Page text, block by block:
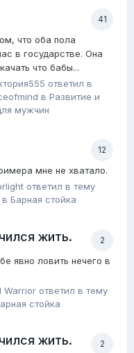
41
что оба пола
в государстве. Она
что бабы...
ответил в
в Pазвитие и
мужчин
12
мне не хватало.
ответил в тему
в Барная стойка
2
жить.
явно ловить нечего в
Warrior ответил в тему
стойка
2
жить.